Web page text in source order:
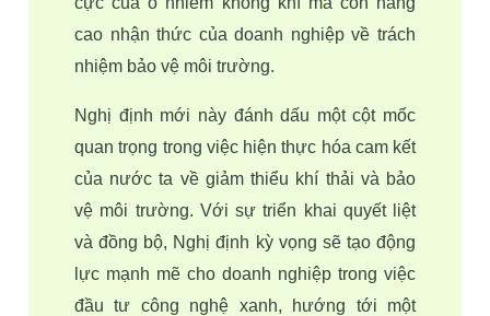
cao nhận thức của doanh nghiệp về trách
nhiệm bảo vệ môi trường.
Nghị định mới này đánh dấu một cột mốc
quan trọng trong việc hiện thực hóa cam kết
của nước ta về giảm thiểu khí thải và bảo
vệ môi trường. Với sự triển khai quyết liệt
và đồng bộ, Nghị định kỳ vọng sẽ tạo động
lực mạnh mẽ cho doanh nghiệp trong việc
đầu tư công nghệ xanh, hướng tới một